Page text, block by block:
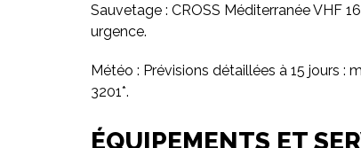
Sauvetage : CROSS Méditerranée VHF
urgence.
Météo : Prévisions détaillées à 15 jours :
3201*.
ÉQUIPEMENTS ET